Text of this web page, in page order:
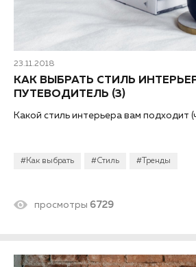
23.11.2018
#Как выбрать #Стиль #Тренды
КАК ВЫБРАТЬ СТИЛЬ
ПУТЕВОДИТЕЛЬ (3)
Какой стиль интерьера вам подходит
просмотры 6729